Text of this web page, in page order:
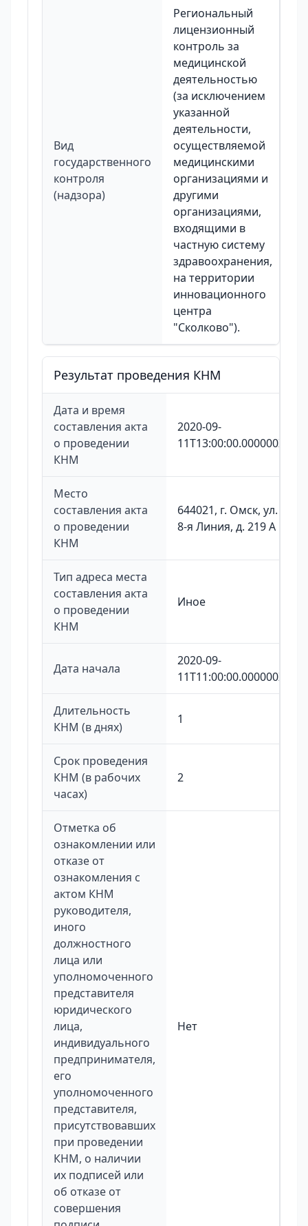
Вид
государственного
контроля
(надзора)
Региональный
лицензионный
контроль за
медицинской
деятельностью
(за исключением
указанной
деятельности,
осуществляемой
медицинскими
организациями и
другими
организациями,
входящими в
частную систему
здравоохранения,
на территории
инновационного
центра
"Сколково").
Результат проведения КНМ
Дата и время
составления акта
о проведении
КНМ
2020-09-
11T13:00:00.000000Z
Место
составления акта
о проведении
КНМ
644021, г. Омск, ул.
8-я Линия, д. 219 А
Тип адреса места
составления акта
о проведении
КНМ
Иное
Дата начала
2020-09-
11T11:00:00.000000Z
Длительность
КНМ (в днях)
1
Срок проведения
КНМ (в рабочих
часах)
2
Отметка об
ознакомлении или
отказе от
ознакомления с
актом КНМ
руководителя,
иного
должностного
лица или
уполномоченного
представителя
юридического
лица,
индивидуального
предпринимателя,
его
уполномоченного
представителя,
присутствовавших
при проведении
КНМ, о наличии
их подписей или
об отказе от
совершения
Нет